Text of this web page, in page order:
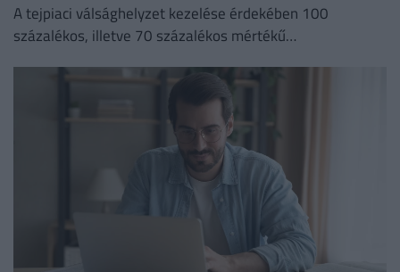
A tejpiaci válsághelyzet kezelése érdekében 100
százalékos, illetve 70 százalékos mértékű